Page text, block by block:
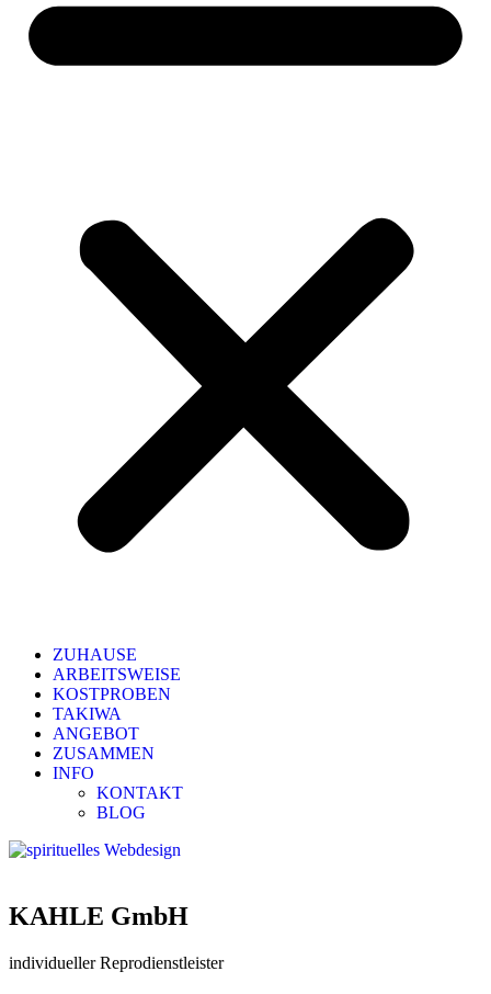
ZUHAUSE
ARBEITSWEISE
KOSTPROBEN
TAKIWA
ANGEBOT
ZUSAMMEN
INFO
KONTAKT
BLOG
KAHLE GmbH
individueller Reprodienstleister